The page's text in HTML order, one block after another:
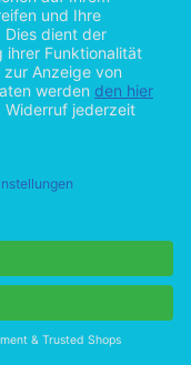
Wärter in der
Psychiatrische
Media GmbH